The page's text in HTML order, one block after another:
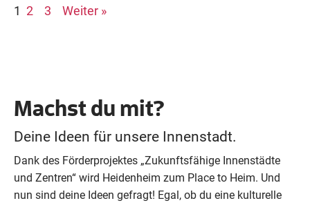
1 2 3 Weiter »
Machst du mit?
Deine Ideen für unsere Innenstadt.
Dank des Förderprojektes „Zukunftsfähige Innenstädte
und Zentren“ wird Heidenheim zum Place to Heim. Und
nun sind deine Ideen gefragt! Egal, ob du eine kulturelle